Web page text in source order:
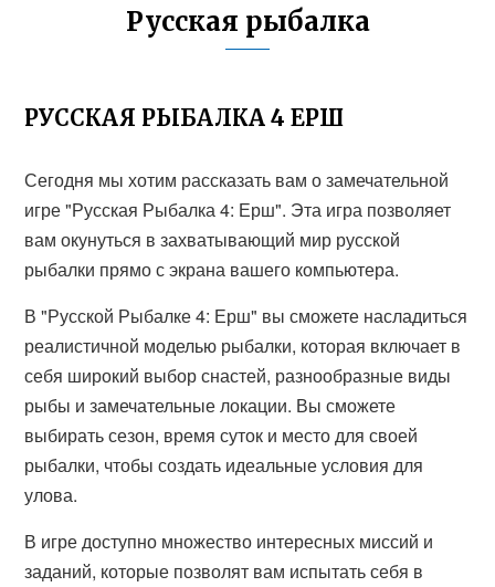
Русская рыбалка
РУССКАЯ РЫБАЛКА 4 ЕРШ
Сегодня мы хотим рассказать вам о замечательной
игре "Русская Рыбалка 4: Ерш". Эта игра позволяет
вам окунуться в захватывающий мир русской
рыбалки прямо с экрана вашего компьютера.
В "Русской Рыбалке 4: Ерш" вы сможете насладиться
реалистичной моделью рыбалки, которая включает в
себя широкий выбор снастей, разнообразные виды
рыбы и замечательные локации. Вы сможете
выбирать сезон, время суток и место для своей
рыбалки, чтобы создать идеальные условия для
улова.
В игре доступно множество интересных миссий и
заданий, которые позволят вам испытать себя в